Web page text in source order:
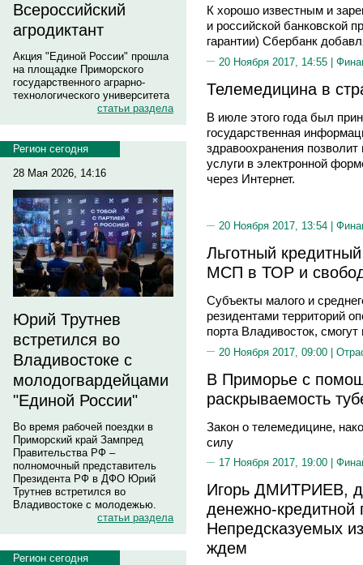
Всероссийский
агродиктант
Акция "Единой России" прошла
на площадке Приморского
государственного аграрно-
технологического университета
статьи раздела
Регион сегодня
28 Мая 2026, 14:16
Юрий Трутнев
встретился во
Владивостоке с
молодогвардейцами
"Единой России"
Во время рабочей поездки в
Приморский край Зампред
Правительства РФ –
полномочный представитель
Президента РФ в ДФО Юрий
Трутнев встретился во
Владивостоке с молодежью.
статьи раздела
Регион сегодня
К хорошо известным и
и российской банковской
гарантии) Сбербанк
20 Ноября 2017, 14:55 |
Телемедицина в
В июле этого года был
государственная
здравоохранения
услуги в электронной
через Интернет.
20 Ноября 2017, 13:54 |
Льготный
МСП в ТОР и
Субъекты малого и
резидентами территорий
порта Владивосток,
20 Ноября 2017, 09:00 |
В Приморье с
раскрываемость
Закон о телемедицине,
силу
17 Ноября 2017, 19:00 |
Игорь ДМИТРИЕВ,
денежно-
Непредсказуемых
ждем